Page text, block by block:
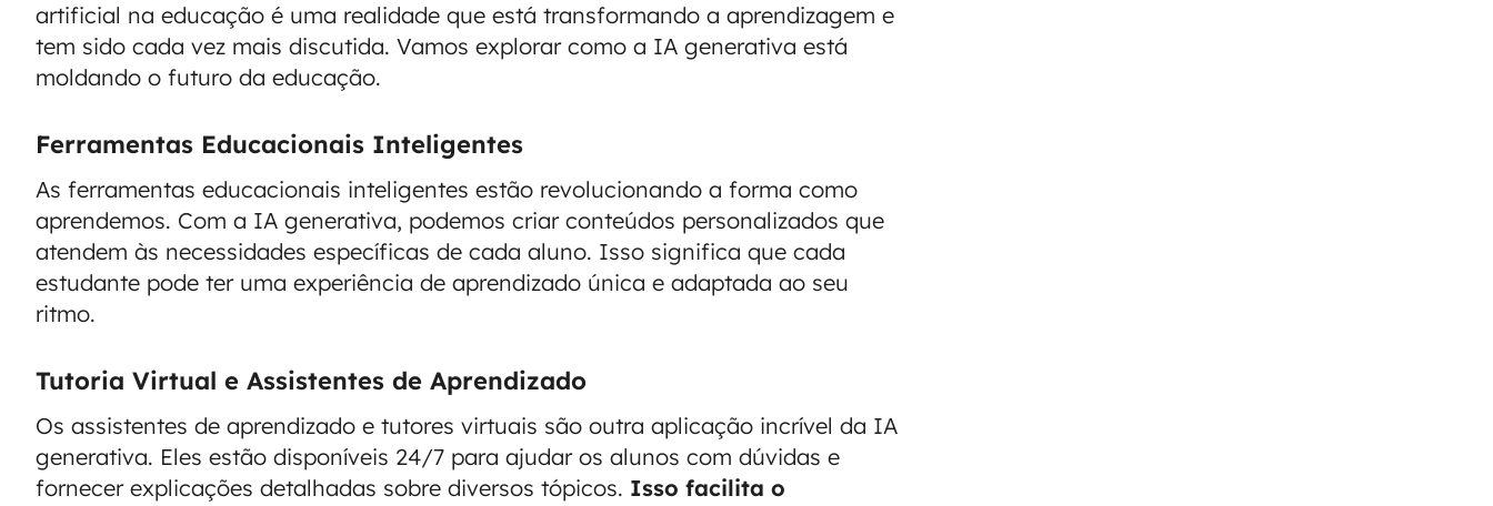
artificial na educação é uma realidade que está transformando a aprendizagem e
tem sido cada vez mais discutida. Vamos explorar como a IA generativa está
moldando o futuro da educação.
Ferramentas Educacionais Inteligentes
As ferramentas educacionais inteligentes estão revolucionando a forma como
aprendemos. Com a IA generativa, podemos criar conteúdos personalizados que
atendem às necessidades específicas de cada aluno. Isso significa que cada
estudante pode ter uma experiência de aprendizado única e adaptada ao seu
ritmo.
Tutoria Virtual e Assistentes de Aprendizado
Os assistentes de aprendizado e tutores virtuais são outra aplicação incrível da IA
generativa. Eles estão disponíveis 24/7 para ajudar os alunos com dúvidas e
fornecer explicações detalhadas sobre diversos tópicos. Isso facilita o